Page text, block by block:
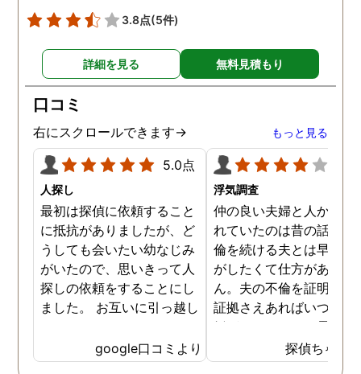
3.8点(5件)
詳細を見る 無料見積もり
口コミ
右にスクロールできます→ もっと見る
5.0点
人探し
最初は探偵に依頼すること
に抵抗がありましたが、ど
うしても会いたい幼なじみ
がいたので、思いきって人
探しの依頼をすることにし
ました。 お互いに引っ越し
いる情報も少なかったの
で、難しいかなと思ってい
google口コミより
浮気調査
仲の良い夫婦と人から言
れていたのは昔の話で、
倫を続ける夫とは早く離
がしたくて仕方がありま
ん。夫の不倫を証明でき
証拠さえあればいつでも
婚ができるのにと愚痴を
ぼしていると、姉が探偵
不倫の証拠集めを依頼し
探偵ちゃん